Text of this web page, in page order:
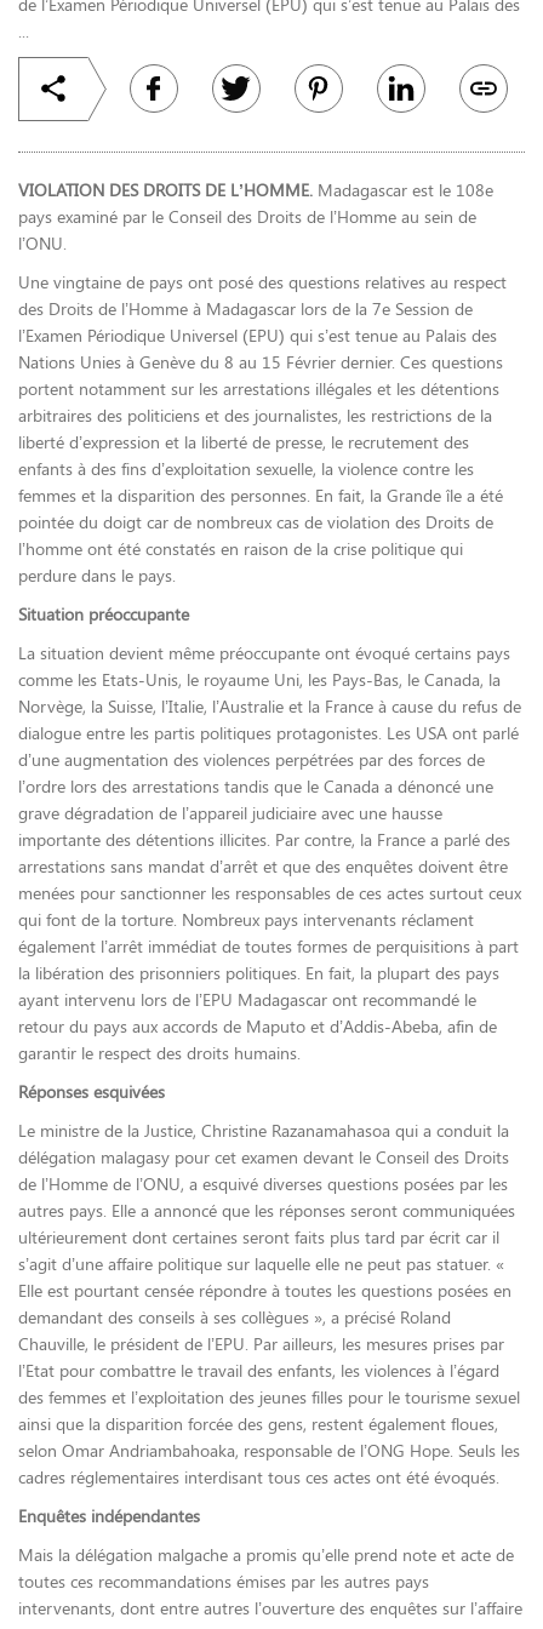
VIOLATION DES DROITS DE L’HOMME. Madagascar est le 108e
pays examiné par le Conseil des Droits de l’Homme au sein de
l’ONU.
Une vingtaine de pays ont posé des questions relatives au respect
des Droits de l’Homme à Madagascar lors de la 7e Session de
l’Examen Périodique Universel (EPU) qui s’est tenue au Palais des
Nations Unies à Genève du 8 au 15 Février dernier. Ces questions
portent notamment sur les arrestations illégales et les détentions
arbitraires des politiciens et des journalistes, les restrictions de la
liberté d’expression et la liberté de presse, le recrutement des
enfants à des fins d’exploitation sexuelle, la violence contre les
femmes et la disparition des personnes. En fait, la Grande île a été
pointée du doigt car de nombreux cas de violation des Droits de
l’homme ont été constatés en raison de la crise politique qui
perdure dans le pays.
Situation préoccupante
La situation devient même préoccupante ont évoqué certains pays
comme les Etats-Unis, le royaume Uni, les Pays-Bas, le Canada, la
Norvège, la Suisse, l’Italie, l’Australie et la France à cause du refus de
dialogue entre les partis politiques protagonistes. Les USA ont parlé
d’une augmentation des violences perpétrées par des forces de
l’ordre lors des arrestations tandis que le Canada a dénoncé une
grave dégradation de l’appareil judiciaire avec une hausse
importante des détentions illicites. Par contre, la France a parlé des
arrestations sans mandat d’arrêt et que des enquêtes doivent être
menées pour sanctionner les responsables de ces actes surtout ceux
qui font de la torture. Nombreux pays intervenants réclament
également l’arrêt immédiat de toutes formes de perquisitions à part
la libération des prisonniers politiques. En fait, la plupart des pays
ayant intervenu lors de l’EPU Madagascar ont recommandé le
retour du pays aux accords de Maputo et d’Addis-Abeba, afin de
garantir le respect des droits humains.
Réponses esquivées
Le ministre de la Justice, Christine Razanamahasoa qui a conduit la
délégation malagasy pour cet examen devant le Conseil des Droits
de l’Homme de l’ONU, a esquivé diverses questions posées par les
autres pays. Elle a annoncé que les réponses seront communiquées
ultérieurement dont certaines seront faits plus tard par écrit car il
s’agit d’une affaire politique sur laquelle elle ne peut pas statuer. «
Elle est pourtant censée répondre à toutes les questions posées en
demandant des conseils à ses collègues », a précisé Roland
Chauville, le président de l’EPU. Par ailleurs, les mesures prises par
l’Etat pour combattre le travail des enfants, les violences à l’égard
des femmes et l’exploitation des jeunes filles pour le tourisme sexuel
ainsi que la disparition forcée des gens, restent également floues,
selon Omar Andriambahoaka, responsable de l’ONG Hope. Seuls les
cadres réglementaires interdisant tous ces actes ont été évoqués.
Enquêtes indépendantes
Mais la délégation malgache a promis qu’elle prend note et acte de
toutes ces recommandations émises par les autres pays
intervenants, dont entre autres l’ouverture des enquêtes sur l’affaire